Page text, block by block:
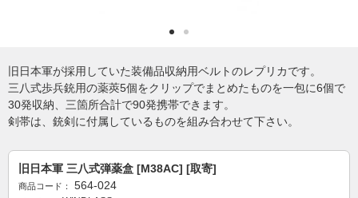
旧日本軍が採用していた装備品収納用ベルトのレプリカです。
三八式歩兵銃用の薬莢5個をクリップでまとめたものを一包に6個で
30発収納、三箇所合計で90発携帯できます。
剣帯は、銃剣に付属しているものを組み合わせて下さい。
旧日本軍 三八式弾薬盒 [M38AC] [取寄]
商品コード： 564-024